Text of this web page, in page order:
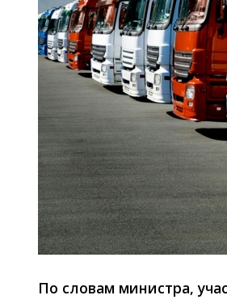
По словам министра,